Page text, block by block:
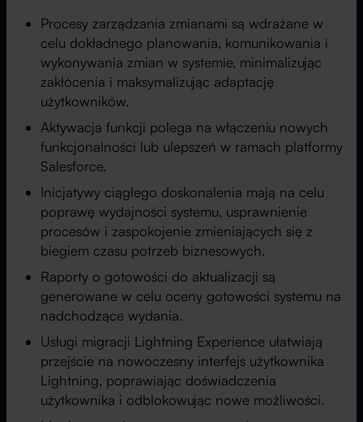
Procesy zarządzania zmianami są wdrażane w
celu dokładnego planowania, komunikowania i
wykonywania zmian w systemie, minimalizując
zakłócenia i maksymalizując adaptację
użytkowników.
Aktywacja funkcji polega na włączeniu nowych
funkcjonalności lub ulepszeń w ramach platformy
Salesforce.
Inicjatywy ciągłego doskonalenia mają na celu
poprawę wydajności systemu, usprawnienie
procesów i zaspokojenie zmieniających się z
biegiem czasu potrzeb biznesowych.
Raporty o gotowości do aktualizacji są
generowane w celu oceny gotowości systemu na
nadchodzące wydania.
Usługi migracji Lightning Experience ułatwiają
przejście na nowoczesny interfejs użytkownika
Lightning, poprawiając doświadczenia
użytkownika i odblokowując nowe możliwości.